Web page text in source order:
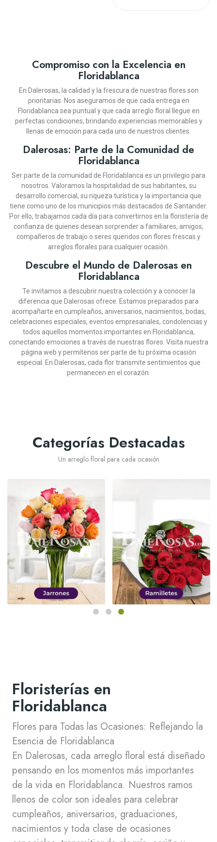
DALEROSAS
CAJA DE 18 ROSAS ROJAS
(11)
COP $219.900
DALEROSAS
CAJA DE 24 ROSAS
ROSADAS
(10)
COP $239.900
DALEROSAS
CAJA DE 12 ROSAS
COP $199.900
DALEROSAS
CAJA DE 12 ROSAS ROJAS
(11)
COP $199.900
DALEROSAS
DISEÑO FLORAL EXÓTICO
(10)
COP $259.900
¡En Oferta!
DALEROSAS
CANASTA FLORAL CON
12 GIRASOLES
(9)
COP
DALEROSAS
DISEÑO FLORAL
COP $325.900
DALEROSAS
DISEÑO CON GIRASOLES
BENGALA
(11)
COP $226.900
DALEROSAS
DISEÑO FLORAL CON
(11)
COP $319.900
DALEROSAS
DISEÑO FLORAL CON
FRUTAS CAPELLA
(14)
COP $289.900
DALEROSAS
DISEÑO FLORAL CON
COP $345.900
DALEROSAS
DISEÑO FÚNEBRE CUBRE
(12)
COP $295.900
DALEROSAS
DISEÑO FÚNEBRE CUBRE
CAJA BONDAD
(9)
COP $295.900
DALEROSAS
DISEÑO FÚNEBRE TE
COP $309.900
¡En Oferta!
DALEROSAS
PEDESTAL FÚNEBRE
SENTIDO PÉSAME
(8)
COP $499.900
COP
$449.910
DALEROSAS
JARRÓN CON 12
(13)
COP $249.900
¡En Oferta!
DALEROSAS
JARRÓN OTOÑO
(14)
COP
DALEROSAS
JARRÓN AMOR
COP $206.900
DALEROSAS
BOUQUET DE ROSAS Y
(13)
COP $274.900
DALEROSAS
BOUQUET DE ROSAS
ROJAS Y GIRASOLES
(14)
COP $194.900
DALEROSAS
BOUQUET DE ROSAS
COP $164.900
DALEROSAS
BOUQUET DE ROSAS,
VINO Y CHOCOLATES
(11)
COP $349.900
DALEROSAS
SOLITARIO CON ROSAS
(13)
COP $239.900COP
$215.910 -10%
DALEROSAS
SOLITARIO CON ROSAS
MULTICOLOR
(12)
COP $139.900
DALEROSAS
SOLITARIO CON ROSAS
COP $139.900
Compromiso con la Excelencia en
Floridablanca
En Dalerosas, la calidad y la frescura de nuestras flores son
prioritarias. Nos aseguramos de que cada entrega en
Floridablanca sea puntual y que cada arreglo floral llegue en
perfectas condiciones, brindando experiencias memorables y
llenas de emoción para cada uno de nuestros clientes.
Dalerosas: Parte de la Comunidad de
Floridablanca
Ser parte de la comunidad de Floridablanca es un privilegio para
nosotros. Valoramos la hospitalidad de sus habitantes, su
desarrollo comercial, su riqueza turística y la importancia que
tiene como uno de los municipios más destacados de Santander.
Por ello, trabajamos cada día para convertirnos en la floristería de
confianza de quienes desean sorprender a familiares, amigos,
compañeros de trabajo o seres queridos con flores frescas y
arreglos florales para cualquier ocasión.
Descubre el Mundo de Dalerosas en
Floridablanca
Te invitamos a descubrir nuestra colección y a conocer la
diferencia que Dalerosas ofrece. Estamos preparados para
acompañarte en cumpleaños, aniversarios, nacimientos, bodas,
celebraciones especiales, eventos empresariales, condolencias y
todos aquellos momentos importantes en Floridablanca,
conectando emociones a través de nuestras flores. Visita nuestra
página web y permítenos ser parte de tu próxima ocasión
especial. En Dalerosas, cada flor transmite sentimientos que
permanecen en el corazón.
Categorías Destacadas
Un arreglo floral para cada ocasión
Floristerías en
Floridablanca
Flores para Todas las Ocasiones: Reflejando la
Esencia de Floridablanca
En Dalerosas, cada arreglo floral está diseñado
pensando en los momentos más importantes
de la vida en Floridablanca. Nuestros ramos
llenos de color son ideales para celebrar
cumpleaños, aniversarios, graduaciones,
nacimientos y toda clase de ocasiones